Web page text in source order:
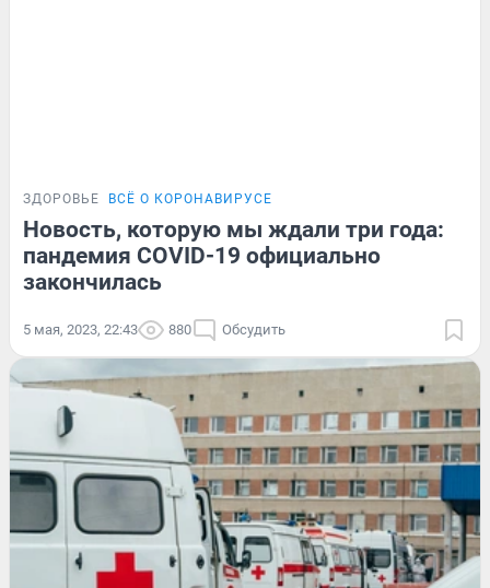
ЗДОРОВЬЕ ВСЁ О КОРОНАВИРУСЕ
Новость, которую мы ждали три года:
пандемия COVID-19 официально
закончилась
5 мая, 2023, 22:43 880 Обсудить